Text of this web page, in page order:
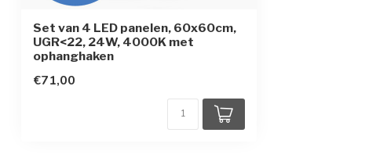
Set van 4 LED panelen, 60x60cm,
UGR<22, 24W, 4000K met
ophanghaken
€71,00